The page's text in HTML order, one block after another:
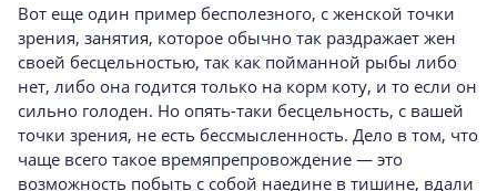
Вот еще один пример бесполезного, с женс­кой точки
зрения, занятия, которое обычно так раздражает жен
своей бесцельностью, так как пойманной рыбы либо
нет, либо она годится только на корм коту, и то если он
сильно голоден. Но опять-таки бесцельность, с вашей
точки зре­ния, не есть бессмысленность. Дело в том, что
ча­ще всего такое времяпрепровождение — это
возможность побыть с собой наедине в тишине, вдали